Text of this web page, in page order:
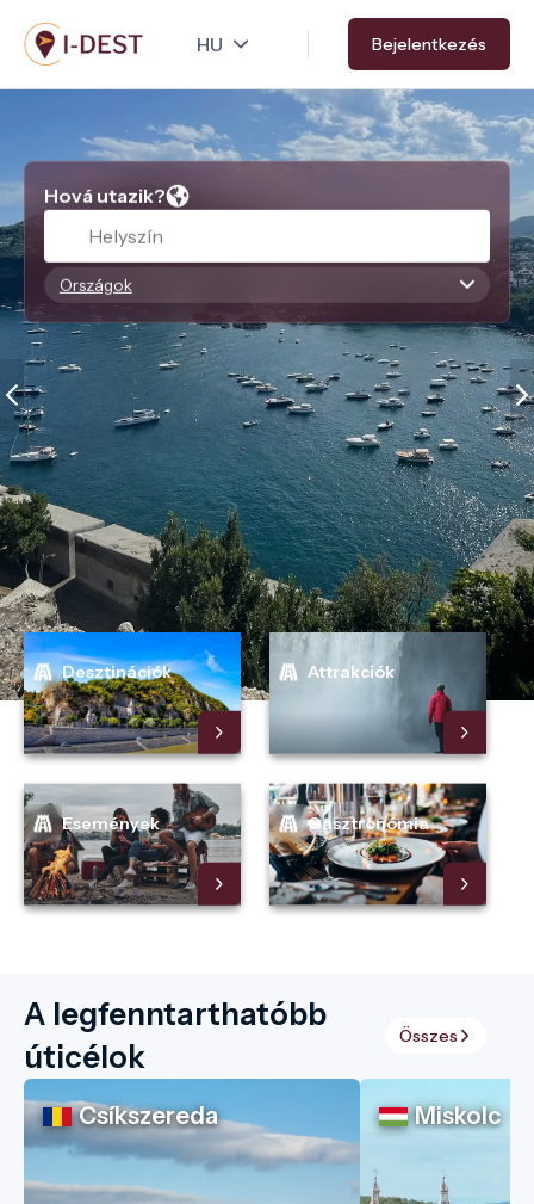
Ugrás
a
tartalomra
Bejelentkezés
Hová utazik?
Országok
Desztinációk Attrakciók
Események Gasztronómia
A legfenntarthatóbb
úticélok
Összes
Csíkszereda Miskolc